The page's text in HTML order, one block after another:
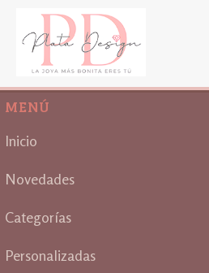
MENÚ
Inicio
Novedades
Categorías
Personalizadas